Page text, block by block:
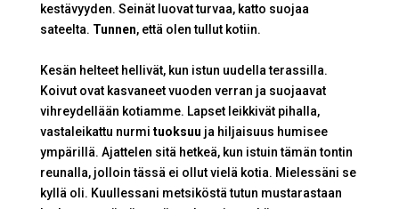
kestävyyden. Seinät luovat turvaa, katto suojaa
sateelta. Tunnen, että olen tullut kotiin.
Kesän helteet hellivät, kun istun uudella terassilla.
Koivut ovat kasvaneet vuoden verran ja suojaavat
vihreydellään kotiamme. Lapset leikkivät pihalla,
vastaleikattu nurmi tuoksuu ja hiljaisuus humisee
ympärillä. Ajattelen sitä hetkeä, kun istuin tämän tontin
reunalla, jolloin tässä ei ollut vielä kotia. Mielessäni se
kyllä oli. Kuullessani metsiköstä tutun mustarastaan